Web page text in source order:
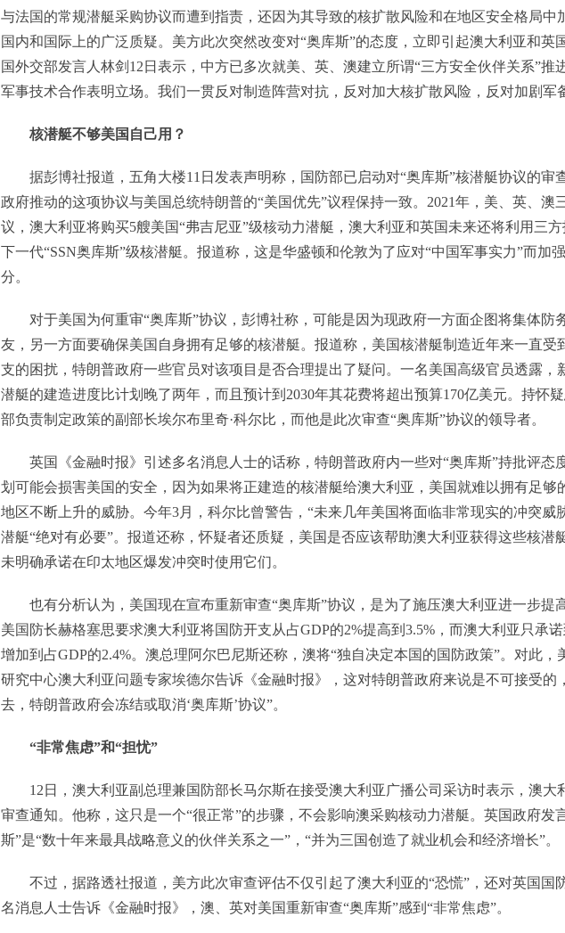
与法国的常规潜艇采购协议而遭到指责，还因为其导致的核扩散风险和在地区安全格局中
国内和国际上的广泛质疑。美方此次突然改变对“奥库斯”的态度，立即引起澳大利亚和英
国外交部发言人林剑12日表示，中方已多次就美、英、澳建立所谓“三方安全伙伴关系”推
军事技术合作表明立场。我们一贯反对制造阵营对抗，反对加大核扩散风险，反对加剧军
核潜艇不够美国自己用？
据彭博社报道，五角大楼11日发表声明称，国防部已启动对“奥库斯”核潜艇协议的审
政府推动的这项协议与美国总统特朗普的“美国优先”议程保持一致。2021年，美、英、澳
议，澳大利亚将购买5艘美国“弗吉尼亚”级核动力潜艇，澳大利亚和英国未来还将利用三
下一代“SSN奥库斯”级核潜艇。报道称，这是华盛顿和伦敦为了应对“中国军事实力”而加
分。
对于美国为何重审“奥库斯”协议，彭博社称，可能是因为现政府一方面企图将集体防
友，另一方面要确保美国自身拥有足够的核潜艇。报道称，美国核潜艇制造近年来一直受
支的困扰，特朗普政府一些官员对该项目是否合理提出了疑问。一名美国高级官员透露，
潜艇的建造进度比计划晚了两年，而且预计到2030年其花费将超出预算170亿美元。持怀
部负责制定政策的副部长埃尔布里奇·科尔比，而他是此次审查“奥库斯”协议的领导者。
英国《金融时报》引述多名消息人士的话称，特朗普政府内一些对“奥库斯”持批评态
划可能会损害美国的安全，因为如果将正建造的核潜艇给澳大利亚，美国就难以拥有足够
地区不断上升的威胁。今年3月，科尔比曾警告，“未来几年美国将面临非常现实的冲突威
潜艇“绝对有必要”。报道还称，怀疑者还质疑，美国是否应该帮助澳大利亚获得这些核潜
未明确承诺在印太地区爆发冲突时使用它们。
也有分析认为，美国现在宣布重新审查“奥库斯”协议，是为了施压澳大利亚进一步提
美国防长赫格塞思要求澳大利亚将国防开支从占GDP的2%提高到3.5%，而澳大利亚只承
增加到占GDP的2.4%。澳总理阿尔巴尼斯还称，澳将“独自决定本国的国防政策”。对此，
研究中心澳大利亚问题专家埃德尔告诉《金融时报》，这对特朗普政府来说是不可接受的
去，特朗普政府会冻结或取消‘奥库斯’协议”。
“非常焦虑”和“担忧”
12日，澳大利亚副总理兼国防部长马尔斯在接受澳大利亚广播公司采访时表示，澳大
审查通知。他称，这只是一个“很正常”的步骤，不会影响澳采购核动力潜艇。英国政府发
斯”是“数十年来最具战略意义的伙伴关系之一”，“并为三国创造了就业机会和经济增长”。
不过，据路透社报道，美方此次审查评估不仅引起了澳大利亚的“恐慌”，还对英国国
名消息人士告诉《金融时报》，澳、英对美国重新审查“奥库斯”感到“非常焦虑”。